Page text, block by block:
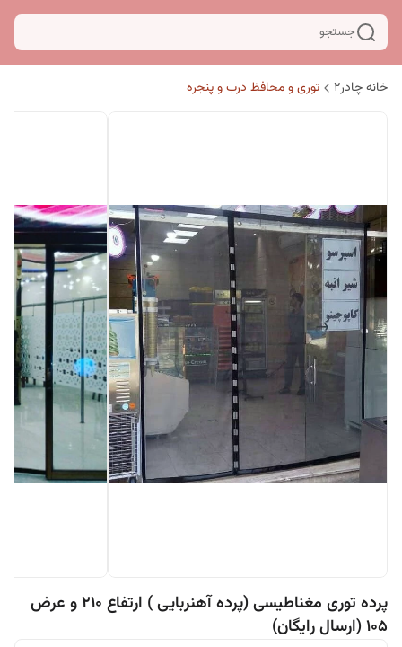
جستجو
خانه چادر۲ توری و محافظ درب و پنجره
پرده توری مغناطیسی (پرده آهنربایی ) ارتفاع 210 و عرض
105 (ارسال رایگان)